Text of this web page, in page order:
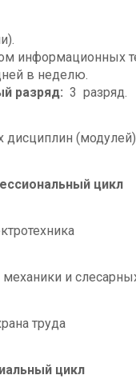
информационных
в неделю.
разряд: 3 разряд.
цикл
и
труда
цикл